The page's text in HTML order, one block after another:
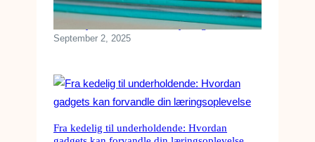
Sådan lytter du nemmest til lydbøger
September 2, 2025
Fra kedelig til underholdende: Hvordan